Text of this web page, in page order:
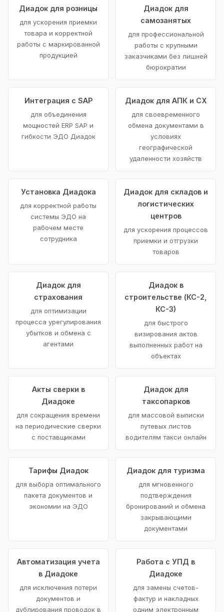
Диадок для розницы
для ускорения приемки
товара и корректной
работы с маркированной
продукцией
Диадок для
самозанятых
для профессиональной
работы с крупными
заказчиками без лишней
бюрократии
Интеграция с SAP
для объединения
мощностей ERP SAP и
гибкости ЭДО Диадок
Диадок для АПК и СХ
для своевременного
обмена документами в
условиях
географической
удаленности хозяйств
Установка Диадока
для корректной работы
системы ЭДО на
рабочем месте
сотрудника
Диадок для складов и
логистических
центров
для ускорения процессов
приемки и отгрузки
товаров
Диадок для
страхования
для оптимизации
процесса урегулирования
убытков и обмена с
агентами
Диадок в
строительстве (КС-2,
КС-3)
для быстрого
визирования актов
выполненных работ на
объектах
Акты сверки в
Диадоке
для сокращения времени
на периодические сверки
с поставщиками
Диадок для
таксопарков
для массовой выписки
путевых листов
водителям такси онлайн
Тарифы Диадок
для выбора оптимального
пакета документов и
экономии на ЭДО
Диадок для туризма
для мгновенного
подтверждения
бронирований и обмена
закрывающими
документами
Автоматизация учета
в Диадоке
для исключения потери
документов и
дублирования проводок в
Работа с УПД в
Диадоке
для замены счетов-
фактур и накладных
одним электронным